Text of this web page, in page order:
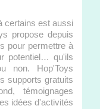
certains est aussi
propose depuis
pour permettre à
potentiel… qu'ils
non. Hop'Toys
supports gratuits
témoignages
idées d'activités